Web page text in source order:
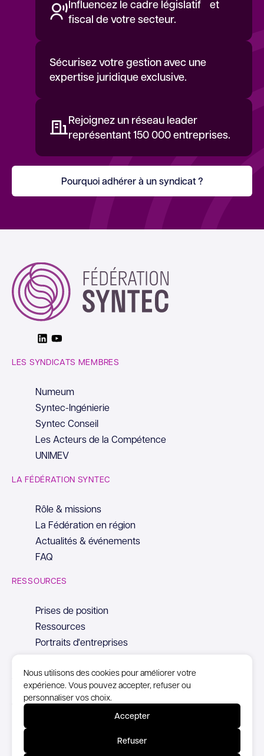
Nous utilisons des cookies pour améliorer votre
expérience. Vous pouvez accepter, refuser ou
personnaliser vos choix.
Accepter
Refuser
Influencez le cadre législatif et
fiscal de votre secteur.
Sécurisez votre gestion avec une
expertise juridique exclusive.
Rejoignez un réseau leader
représentant 150 000 entreprises.
Pourquoi adhérer à un syndicat ?
LinkedinYoutube
LES SYNDICATS MEMBRES
Numeum
Syntec-Ingénierie
Syntec Conseil
Les Acteurs de la Compétence
UNIMEV
LA FÉDÉRATION SYNTEC
Rôle & missions
La Fédération en région
Actualités & événements
FAQ
RESSOURCES
Prises de position
Ressources
Portraits d'entreprises
© Copyright Syntec, 2026
Politique de confidentialité